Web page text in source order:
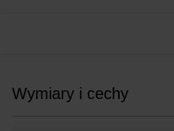
Wymiary i cechy